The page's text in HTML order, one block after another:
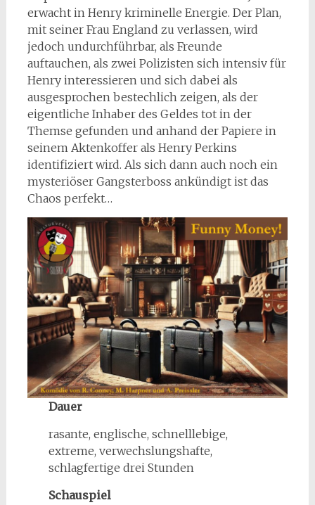
erwacht in Henry kriminelle Energie. Der Plan,
mit seiner Frau England zu verlassen, wird
jedoch undurchführbar, als Freunde
auftauchen, als zwei Polizisten sich intensiv für
Henry interessieren und sich dabei als
ausgesprochen bestechlich zeigen, als der
eigentliche Inhaber des Geldes tot in der
Themse gefunden und anhand der Papiere in
seinem Aktenkoffer als Henry Perkins
identifiziert wird. Als sich dann auch noch ein
mysteriöser Gangsterboss ankündigt ist das
Chaos perfekt…
Dauer
rasante, englische, schnelllebige,
extreme, verwechslungshafte,
schlagfertige drei Stunden
Schauspiel